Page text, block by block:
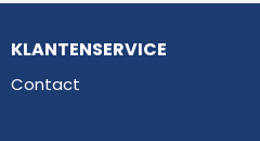
KLANTENSERVICE
Contact